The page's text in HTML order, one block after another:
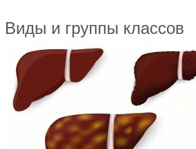
Виды и группы классов